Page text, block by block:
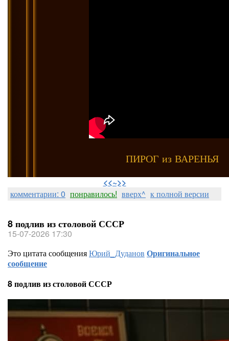
ПИРОГ из ВАРЕНЬЯ
<<~>>
комментарии: 0 понравилось! вверх^ к полной версии
8 подлив из столовой СССР
15-07-2026 17:30
Это цитата сообщенияЮрий_Дуданов Оригинальное
сообщение
8 подлив из столовой СССР